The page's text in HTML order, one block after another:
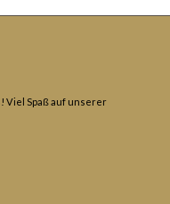
Viel Spaß auf unserer